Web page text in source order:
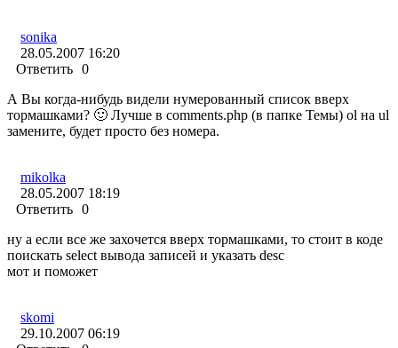
sonika
28.05.2007 16:20
Ответить 0
А Вы когда-нибудь видели нумерованный список вверх
тормашками? 🙂 Лучше в comments.php (в папке Темы) ol на ul
замените, будет просто без номера.
mikolka
28.05.2007 18:19
Ответить 0
ну а если все же захочется вверх тормашками, то стоит в коде
поискать select вывода записей и указать desc
мот и поможет
skomi
29.10.2007 06:19